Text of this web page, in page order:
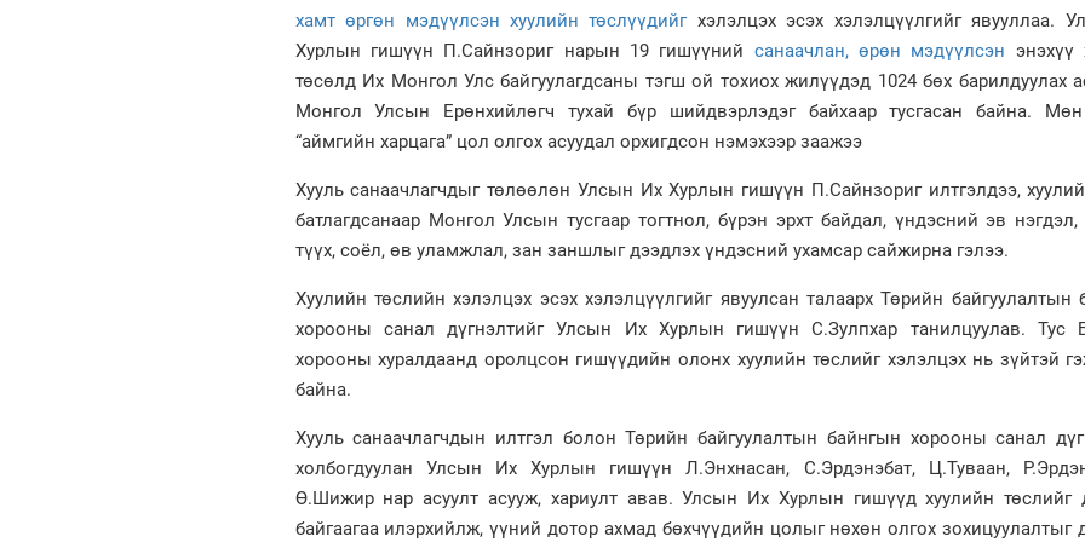
хамт өргөн мэдүүлсэн хуулийн төслүүдийгхэлэлцэх эсэх хэлэлцүүлгийг явууллаа.
Хурлын гишүүн П.Сайнзориг нарын 19 гишүүний санаачлан, өрөн мэдүүлсэн энэхүү
төсөлд Их Монгол Улс байгуулагдсаны тэгш ой тохиох жилүүдэд 1024 бөх барилдуулах
Монгол Улсын Ерөнхийлөгч тухай бүр шийдвэрлэдэг байхаар тусгасан байна.
“аймгийн харцага” цол олгох асуудал орхигдсон нэмэхээр заажээ
Хууль санаачлагчдыг төлөөлөн Улсын Их Хурлын гишүүн П.Сайнзориг илтгэлдээ,
батлагдсанаар Монгол Улсын тусгаар тогтнол, бүрэн эрхт байдал, үндэсний эв нэгдэл,
түүх, соёл, өв уламжлал, зан заншлыг дээдлэх үндэсний ухамсар сайжирна гэлээ.
Хуулийн төслийн хэлэлцэх эсэх хэлэлцүүлгийг явуулсан талаарх Төрийн байгуулалтын
хорооны санал дүгнэлтийг Улсын Их Хурлын гишүүн С.Зулпхар танилцуулав. Тус
хорооны хуралдаанд оролцсон гишүүдийн олонх хуулийн төслийг хэлэлцэх нь зүйтэй
байна.
Хууль санаачлагчдын илтгэл болон Төрийн байгуулалтын байнгын хорооны санал
холбогдуулан Улсын Их Хурлын гишүүн Л.Энхнасан, С.Эрдэнэбат, Ц.Туваан,
Ө.Шижир нар асуулт асууж, хариулт авав. Улсын Их Хурлын гишүүд хуулийн
байгаагаа илэрхийлж, үүний дотор ахмад бөхчүүдийн цолыг нөхөн олгох